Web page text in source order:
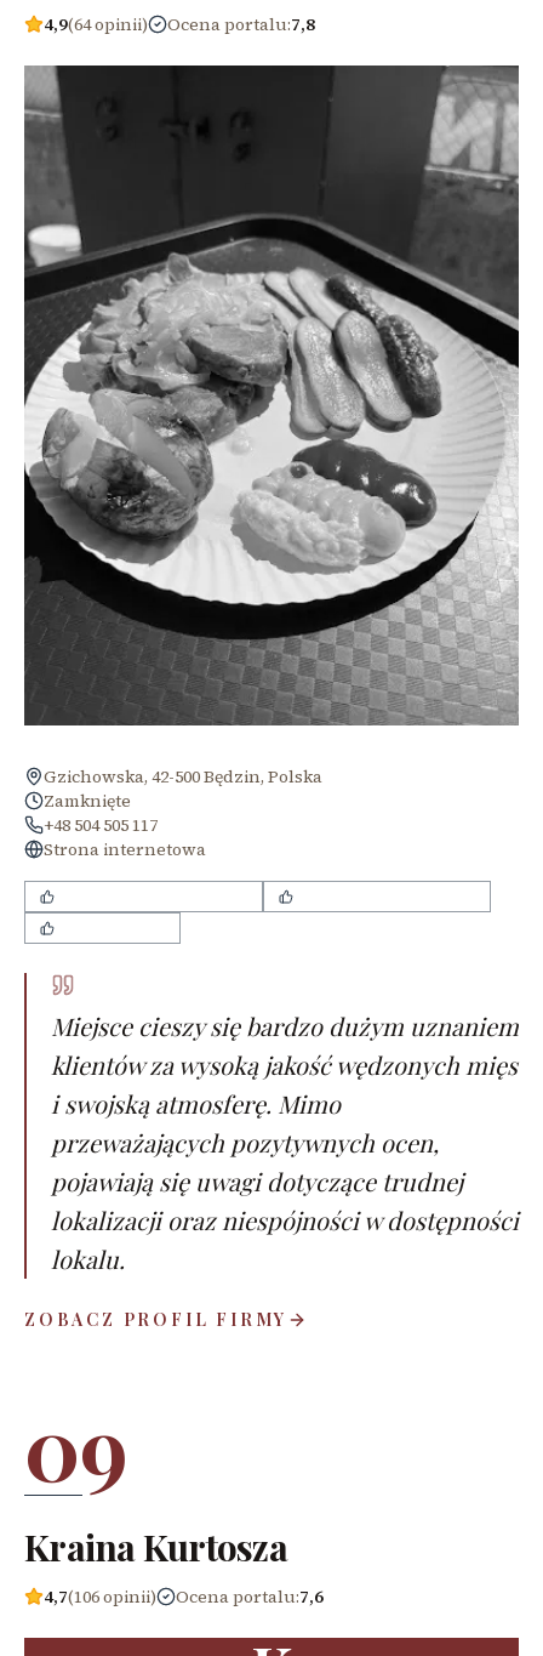
4,9(64 opinii) Ocena portalu:7,8
Gzichowska, 42-500 Będzin, Polska
Zamknięte
+48 504 505 117
Strona internetowa
Miejsce cieszy się bardzo dużym uznaniem
klientów za wysoką jakość wędzonych mięs
i swojską atmosferę. Mimo
przeważających pozytywnych ocen,
pojawiają się uwagi dotyczące trudnej
lokalizacji oraz niespójności w dostępności
lokalu.
ZOBACZ PROFIL FIRMY
09
Kraina Kurtosza
4,7(106 opinii) Ocena portalu:7,6